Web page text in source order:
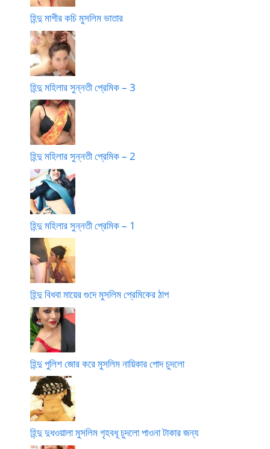
হিন্দু মাগীর কচি মুসলিম ভাতার
হিন্দু মহিলার সুন্নতী প্রেমিক – 3
হিন্দু মহিলার সুন্নতী প্রেমিক – 2
হিন্দু মহিলার সুন্নতী প্রেমিক – 1
হিন্দু বিধবা মায়ের গুদে মুসলিম প্রেমিকের ঠাপ
হিন্দু পুলিশ জোর করে মুসলিম নায়িকার পোদ চুদলো
হিন্দু দুধওয়ালা মুসলিম গৃহবধূ চুদলো পাওনা টাকার জন্য